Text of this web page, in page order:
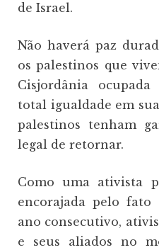
de Israel.
Não haverá paz
os palestinos que
Cisjordânia
total igualdade em
palestinos tenham
legal de retornar.
Como uma ativista
encorajada pelo fato
ano consecutivo,
e seus aliados no